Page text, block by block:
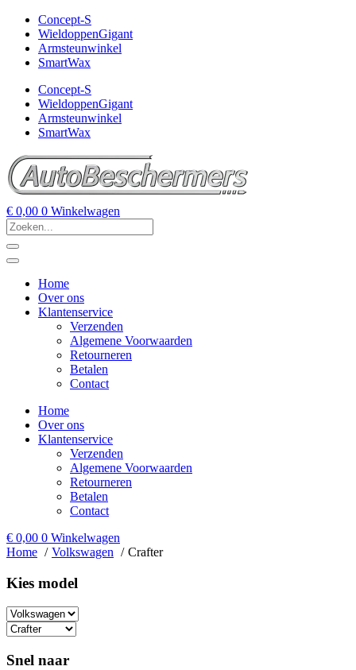
Concept-S
WieldoppenGigant
Armsteunwinkel
SmartWax
Concept-S
WieldoppenGigant
Armsteunwinkel
SmartWax
€ 0,00 0 Winkelwagen
Home
Over ons
Klantenservice
Verzenden
Algemene Voorwaarden
Retourneren
Betalen
Contact
Home
Over ons
Klantenservice
Verzenden
Algemene Voorwaarden
Retourneren
Betalen
Contact
€ 0,00 0 Winkelwagen
Home
Volkswagen Crafter
Kies model​
Snel naar